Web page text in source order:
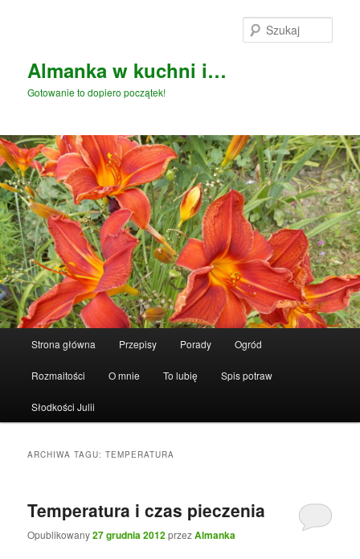
Almanka w kuchni i…
Gotowanie to dopiero początek!
Strona główna Przepisy Porady Ogród
Rozmaitości O mnie To lubię Spis potraw
Słodkości Julii
ARCHIWA TAGU:TEMPERATURA
Temperatura i czas pieczenia
Opublikowany27 grudnia 2012przezAlmanka